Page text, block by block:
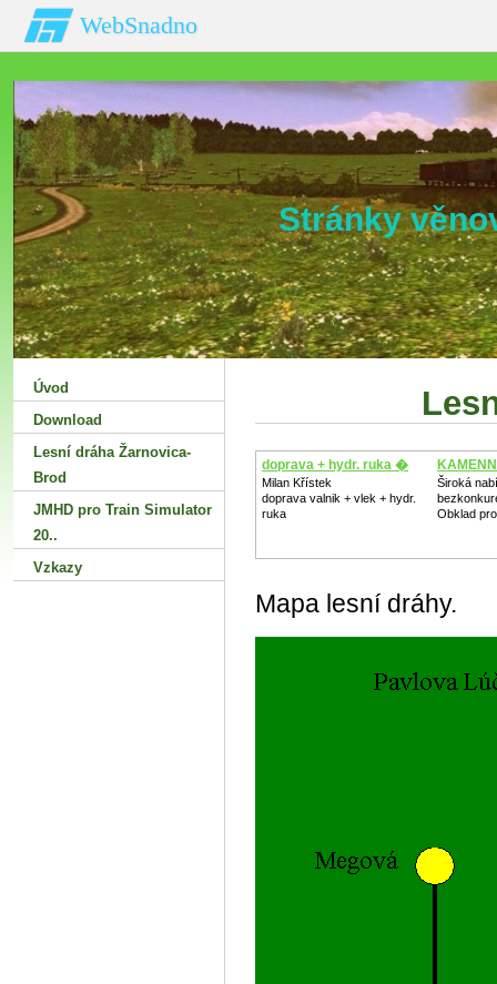
WebSnadno
Stránky
doprava + hydr. ruka �
Milan Křístek
doprava valnik + vlek + hydr.
ruka
Široká
Obklad
Mapa lesní dráhy.
Úvod
Download
Lesní dráha Žarnovica-
Brod
JMHD pro Train Simulator
20..
Vzkazy